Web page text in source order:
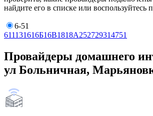
найдите его в списке или воспользуйтесь
6-51
611131616Б16В1818А252729314751
Провайдеры домашнего
ул Больничная,